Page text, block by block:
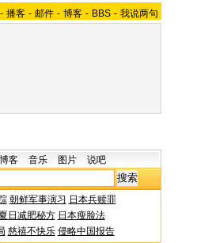
- 播客 - 邮件 - 博客 - BBS - 我说两句
博客 音乐 图片 说吧
朝鲜军事演习 日本兵赎罪
日减肥秘方 日本瘦脸法
慈禧不快乐 侵略中国报告